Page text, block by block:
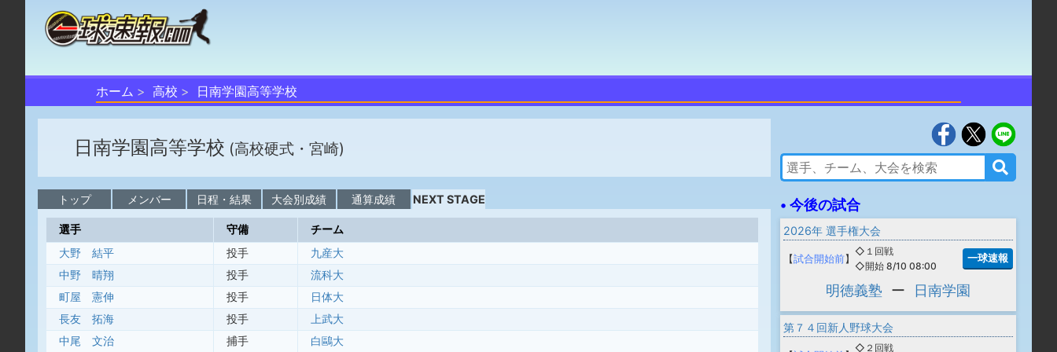
ホーム 高校 日南学園高等学校
日南学園高等学校 (高校硬式・宮崎)
トップ メンバー 日程・結果 大会別成績 通算成績 NEXT STAGE
選手 守備
チーム
大野 結平
投手
九産大
中野 晴翔
投手
流科大
町屋 憲伸
投手
日体大
長友 拓海
投手
上武大
中尾 文治
捕手 白鷗大
• 今後の試合
2026年 選手権大会
【試合開始前】
◇１回戦
◇開始 8/10 08:00
一球速報
明徳義塾 ー 日南学園
第７４回新人野球大会
◇２回戦